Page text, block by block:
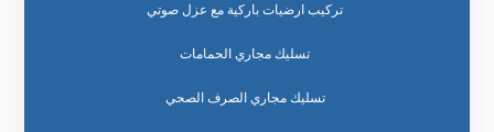
تركيب ارضيات باركية مع عزل صوتي
تسليك مجاري الحمامات
تسليك مجاري الصرف الصحي